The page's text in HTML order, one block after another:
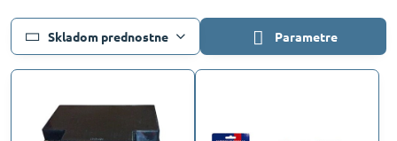
Skladom prednostne Parametre